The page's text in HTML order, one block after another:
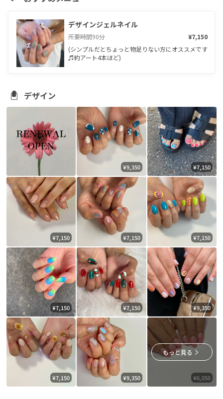
デザインジェルネイル
所要時間90分
¥7,150
(シンプルだとちょっと物足りない方にオススメです
♬約アート4本ほど)
デザイン
¥9,350 ¥7,150
¥7,150 ¥7,150 ¥7,150
¥7,150 ¥7,150 ¥9,350
¥7,150 ¥9,350 ¥6,050
もっと見る